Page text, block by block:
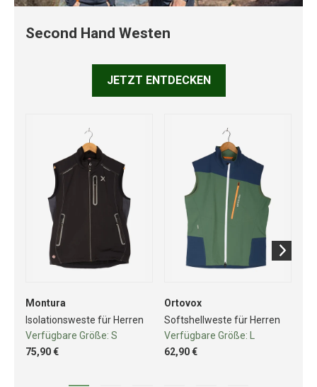
Second Hand Westen
JETZT ENTDECKEN
Montura
Isolationsweste für Herren
Verfügbare Größe: S
75,90 €
Ortovox
Softshellweste für Herren
Verfügbare Größe:
62,90 €